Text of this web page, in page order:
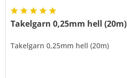
Takelgarn 0,25mm hell (20m)
Takelgarn 0,25mm hell (20m)